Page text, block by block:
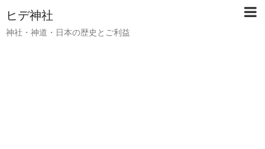
ヒデ神社
神社・神道・日本の歴史とご利益